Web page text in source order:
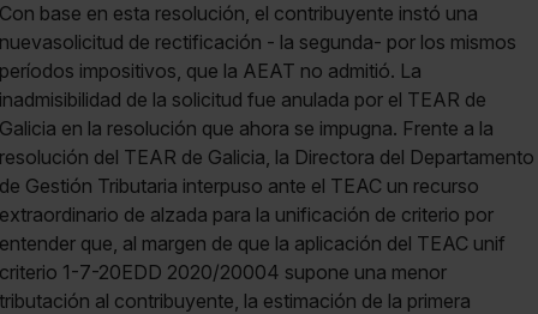
Con base en esta resolución, el contribuyente instó una
nuevasolicitud de rectificación - la segunda- por los mismos
períodos impositivos, que la AEAT no admitió. La
inadmisibilidad de la solicitud fue anulada por el TEAR de
Galicia en la resolución que ahora se impugna. Frente a la
resolución del TEAR de Galicia, la Directora del Departamento
de Gestión Tributaria interpuso ante el TEAC un recurso
extraordinario de alzada para la unificación de criterio por
entender que, al margen de que la aplicación del TEAC unif
criterio 1-7-20EDD 2020/20004 supone una menor
tributación al contribuyente, la estimación de la primera